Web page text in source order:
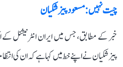
چیت نہیں: مسعود پیزشکیان
خبر کے مطابق، جس میں ایران انٹرنیشنل کے
پیزشکیان نے اپنے خط میں کہا ہے کہ ان کی